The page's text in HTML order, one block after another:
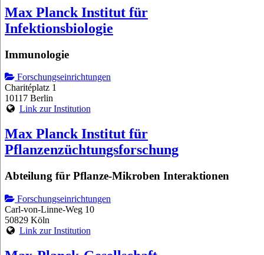
Max Planck Institut für
Infektionsbiologie
Immunologie
Forschungseinrichtungen
Charitéplatz 1
10117 Berlin
Link zur Institution
Max Planck Institut für
Pflanzenzüchtungsforschung
Abteilung für Pflanze-Mikroben Interaktionen
Forschungseinrichtungen
Carl-von-Linne-Weg 10
50829 Köln
Link zur Institution